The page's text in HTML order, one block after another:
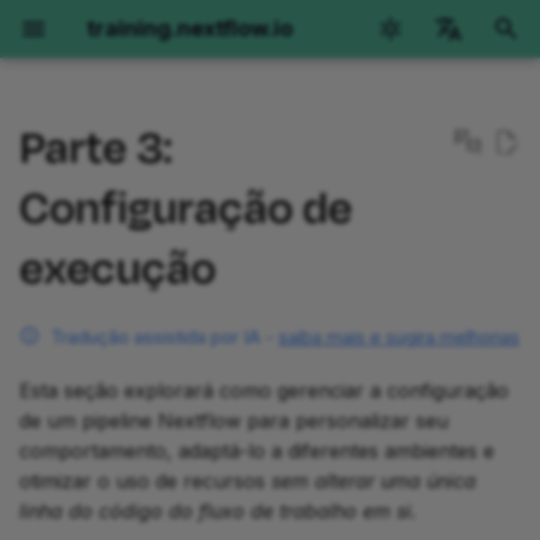
training.nextflow.io
italiano
한국어
Polski
português
Türkçe
i
i
z
1. Gerenciar parâmetros de
entrada do fluxo de
trabalho
1.1. Configure valores no
params no arquivo de
configuração
1.1.2. Remova o valor
padrão para batch no
Hello Nextflow
Começando
Parte 1: Hello World
Parte 2: Hello Channels
Parte 3: Hello Workflow
Parte 4: Hello Modules
Parte 5: Hello Containers
Hello nf-core
Primeiros Passos
Parte 1: Executar um
para nf-core
Parte 3: Usar um módulo
nf-core
Nextflow para Ciência
Genômica Primeiros Passos
variantes por amostra
Parte 3: Chamada
em uma coorte
RNAseq
Primeiros Passos
amostra única
Parte 3: Implementação
múltiplas amostras com
dados paired-end
Imagens
Orientação
core/molkart
Parte 3: Organizando
entradas
Missões Secundárias
Primeiros passos
Index
Padrões Essenciais de
Processamento de Entrada
de Arquivos
Metadados e Meta Maps
Plugins
Parte 2: Criar um Projeto
Parte 3: Funções
Personalizadas
Parte 4: Testes
Coleções de Treinamento
Kit de Ferramentas do
Obtendo ajuda
Opções de ambiente GitHub Codespaces
Instalação manual
Versões do Nextflow
O pipeline Hello
Parte 3:
Configuração de
execução
Tradução assistida por IA - saiba mais e sugira melhorias
Esta seção explorará como gerenciar a configuração
de um pipeline Nextflow para personalizar seu
comportamento, adaptá-lo a diferentes ambientes e
otimizar o uso de recursos sem alterar uma única
linha do código do fluxo de trabalho em si